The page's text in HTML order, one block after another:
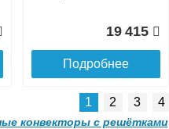
19 415
Подробнее
1 2 3 4
конвекторы с решётками